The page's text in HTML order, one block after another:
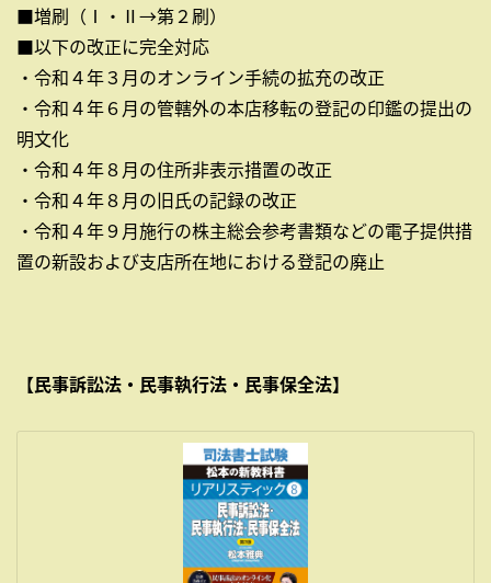
■増刷（Ⅰ・Ⅱ→第２刷）
■以下の改正に完全対応
・令和４年３月のオンライン手続の拡充の改正
・令和４年６月の管轄外の本店移転の登記の印鑑の提出の
明文化
・令和４年８月の住所非表示措置の改正
・令和４年８月の旧氏の記録の改正
・令和４年９月施行の株主総会参考書類などの電子提供措
置の新設および支店所在地における登記の廃止
【民事訴訟法・民事執行法・民事保全法】